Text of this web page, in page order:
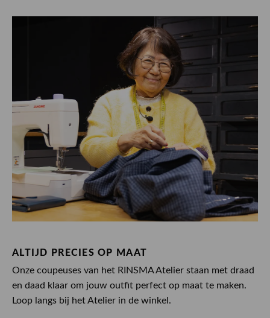
ALTIJD PRECIES OP MAAT
Onze coupeuses van het RINSMA Atelier staan met draad
en daad klaar om jouw outfit perfect op maat te maken.
Loop langs bij het Atelier in de winkel.